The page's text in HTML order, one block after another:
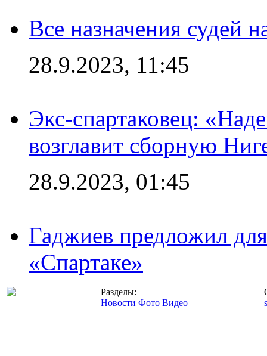
Все назначения судей
28.9.2023, 11:45
Экс-спартаковец:
возглавит сборную
28.9.2023, 01:45
Гаджиев предложил
«Спартаке»
Разделы:
Новости Фото Видео